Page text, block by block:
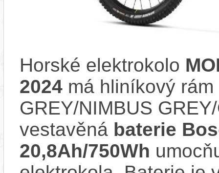
Horské elektrokolo
2024 má hliníkový
GREY/NIMBUS
vestavěná baterie
20,8Ah/750Wh